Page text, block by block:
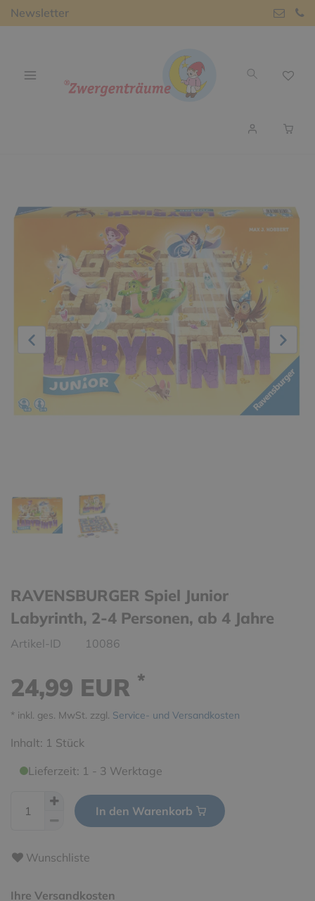
Newsletter
RAVENSBURGER Spiel Junior
Labyrinth, 2-4 Personen, ab 4 Jahre
Artikel-ID 10086
24,99 EUR *
* inkl. ges. MwSt. zzgl. Service- und Versandkosten
Inhalt: 1 Stück
Lieferzeit: 1 - 3 Werktage
In den Warenkorb
Wunschliste
Ihre Versandkosten